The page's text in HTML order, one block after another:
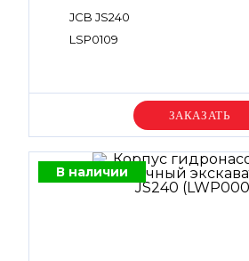
JCB JS240
LSP0109
Уточняйте цену
В наличии